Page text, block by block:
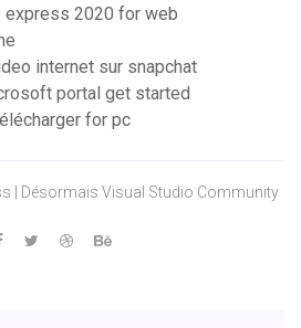
2020 for web
internet sur snapchat
portal get started
for pc
| Désormais Visual Studio Community